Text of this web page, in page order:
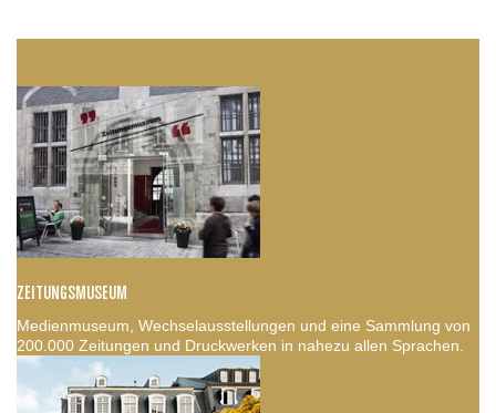
ZEITUNGSMUSEUM
Medienmuseum, Wechselausstellungen und eine Sammlung von
200.000 Zeitungen und Druckwerken in nahezu allen Sprachen.